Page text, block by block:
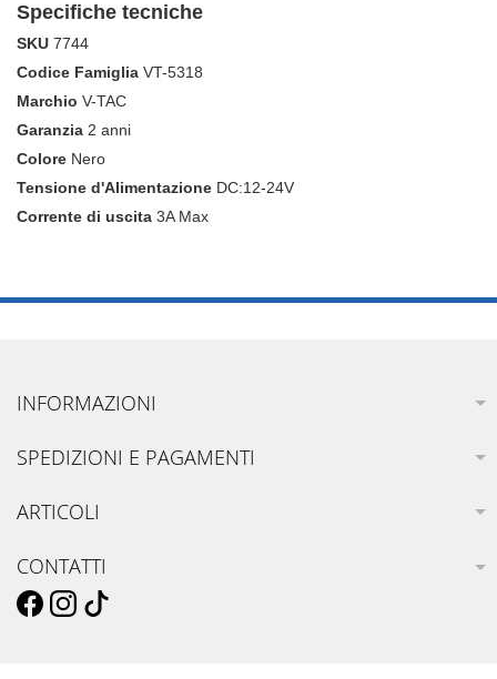
Specifiche tecniche
SKU 7744
Codice Famiglia VT-5318
Marchio V-TAC
Garanzia 2 anni
Colore Nero
Tensione d'Alimentazione DC:12-24V
Corrente di uscita 3A Max
INFORMAZIONI
SPEDIZIONI E PAGAMENTI
ARTICOLI
CONTATTI